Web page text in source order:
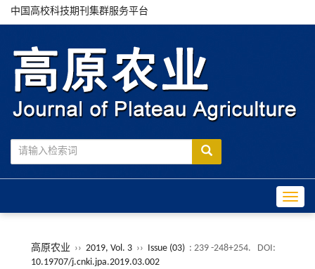
中国高校科技期刊集群服务平台
高原农业 ›› 2019, Vol. 3 ›› Issue (03) : 239 -248+254.
DOI:
10.19707/j.cnki.jpa.2019.03.002